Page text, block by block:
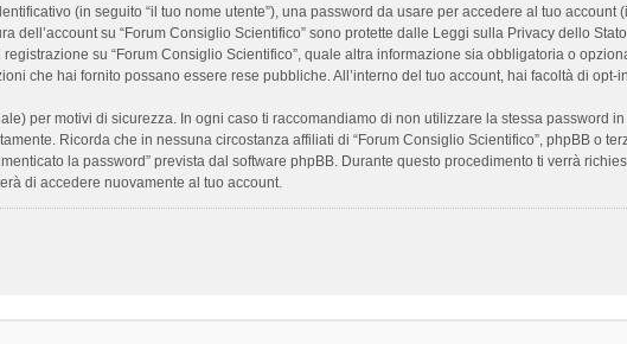
(in seguito “il tuo nome utente”), una password da usare per accedere al tuo
dell’account su “Forum Consiglio Scientifico” sono protette dalle Leggi sulla Privacy dello
su “Forum Consiglio Scientifico”, quale altra informazione sia obbligatoria o
che hai fornito possano essere rese pubbliche. All’interno del tuo account, hai facoltà di
per motivi di sicurezza. In ogni caso ti raccomandiamo di non utilizzare la stessa password
Ricorda che in nessuna circostanza affiliati di “Forum Consiglio Scientifico”, phpBB o
la password” prevista dal software phpBB. Durante questo procedimento ti verrà
di accedere nuovamente al tuo account.